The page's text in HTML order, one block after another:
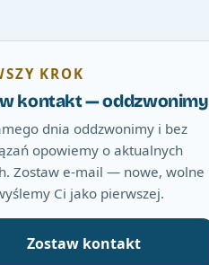
KROK
kontakt — oddzwonimy
dnia oddzwonimy i bez
opowiemy o aktualnych
Zostaw e-mail — nowe, wolne
Ci jako pierwszej.
Zostaw kontakt